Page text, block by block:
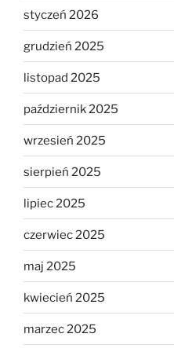
styczeń 2026
grudzień 2025
listopad 2025
październik 2025
wrzesień 2025
sierpień 2025
lipiec 2025
czerwiec 2025
maj 2025
kwiecień 2025
marzec 2025